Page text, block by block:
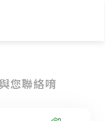
您聯絡唷